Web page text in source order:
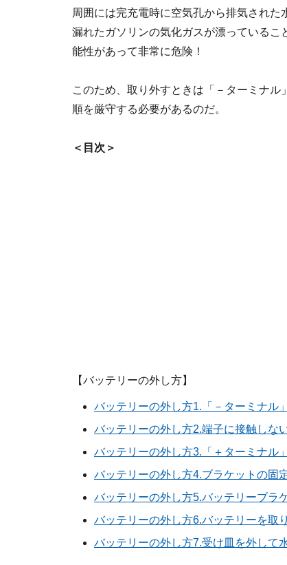
周囲には完充電時に空気孔から排気され
漏れたガソリンの気化ガスが漂っている
能性があって非常に危険！
このため、取り外すときは「－ターミナ
順を厳守する必要があるのだ。
＜目次＞
【バッテリーの外し方】
バッテリーの外し方1.「－ターミナル
バッテリーの外し方2.端子に接触しな
バッテリーの外し方3.「＋ターミナル
バッテリーの外し方4.ブラケットの固
バッテリーの外し方5.バッテリーブラ
バッテリーの外し方6.バッテリーを取
バッテリーの外し方7.受け皿を外して